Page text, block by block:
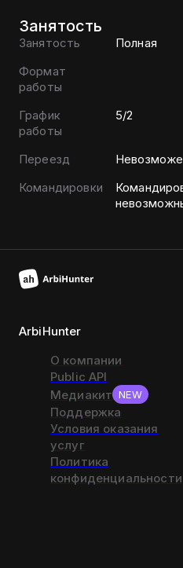
Занятость
Занятость
Полная
Формат
работы
График
работы
5/2
Переезд
Командировки
ArbiHunter
О компании
Public API
Медиакит NEW
Поддержка
Условия оказания
услуг
Политика
конфиденциальности